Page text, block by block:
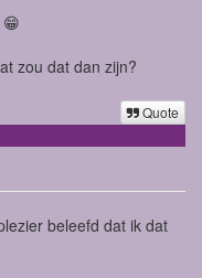
zou dat dan zijn?
Quote
beleefd dat ik dat